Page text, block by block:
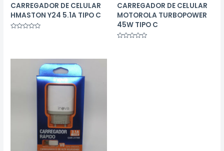
CARREGADOR DE CELULAR
HMASTON Y24 5.1A TIPO C
CARREGADOR DE CELULAR
MOTOROLA TURBOPOWER
45W TIPO C